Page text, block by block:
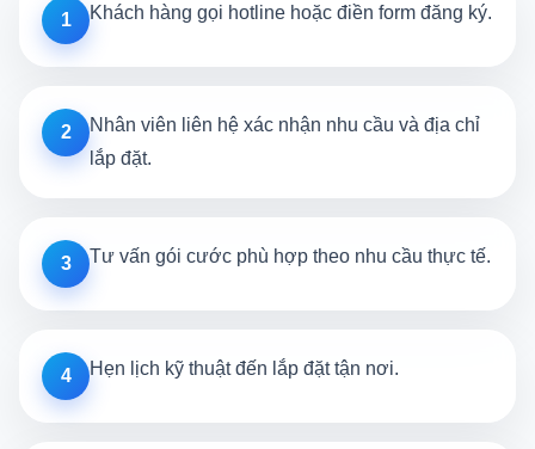
1 Khách hàng gọi hotline hoặc điền form đăng ký.
2
Nhân viên liên hệ xác nhận nhu cầu và địa chỉ
lắp đặt.
3 Tư vấn gói cước phù hợp theo nhu cầu thực tế.
4 Hẹn lịch kỹ thuật đến lắp đặt tận nơi.